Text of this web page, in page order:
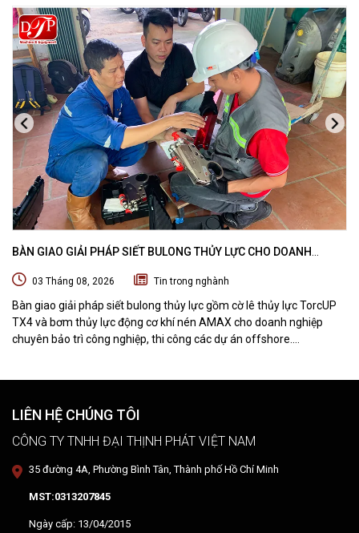
BÀN GIAO GIẢI PHÁP SIẾT BULONG THỦY LỰC CHO DOANH
03 Tháng 08, 2026 Tin trong nghành
Bàn giao giải pháp siết bulong thủy lực gồm cờ lê thủy lực TorcUP
TX4 và bơm thủy lực động cơ khí nén AMAX cho doanh nghiệp
chuyên bảo trì công nghiệp, thi công các dự án offshore.
LIÊN HỆ CHÚNG TÔI
CÔNG TY TNHH ĐẠI THỊNH PHÁT VIỆT NAM
35 đường 4A, Phường Bình Tân, Thành phố Hồ Chí Minh
MST:0313207845
Ngày cấp: 13/04/2015